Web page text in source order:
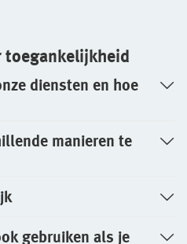
Collectief voor
toegankelijkheid
diensten en hoe
manieren te
gebruiken als je